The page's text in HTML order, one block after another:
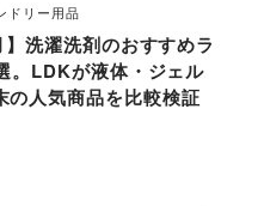
ドリー用品
】洗濯洗剤のおすすめラ
。LDKが液体・ジェル
の人気商品を比較検証